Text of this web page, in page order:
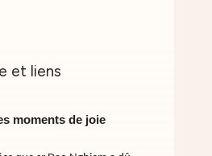
moments de joie